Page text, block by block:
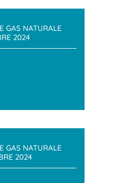
GAS NATURALE
2024
GAS NATURALE
2024